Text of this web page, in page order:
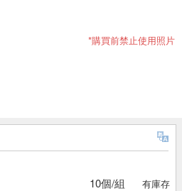
*購買前禁止使用照片
10個/組 有庫存